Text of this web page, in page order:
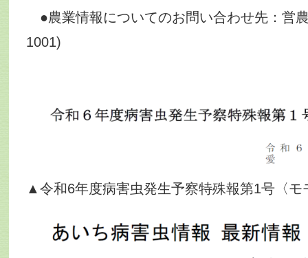
●農業情報についてのお問い合わせ先：営
1001)
▲令和6年度病害虫発生予察特殊報第1号〈モ